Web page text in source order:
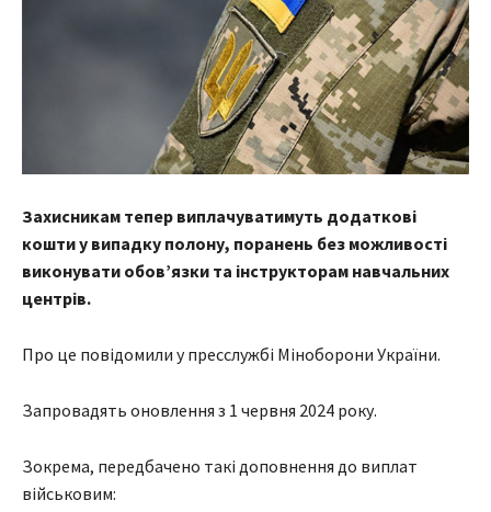
Захисникам тепер виплачуватимуть додаткові
кошти у випадку полону, поранень без можливості
виконувати обов’язки та інструкторам навчальних
центрів.
Про це повідомили у пресслужбі Міноборони України.
Запровадять оновлення з 1 червня 2024 року.
Зокрема, передбачено такі доповнення до виплат
військовим: